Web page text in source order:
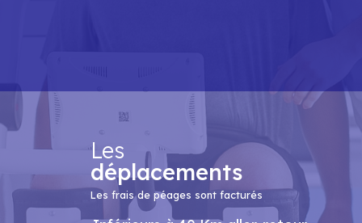
Les
déplacements
Les frais de péages sont facturés